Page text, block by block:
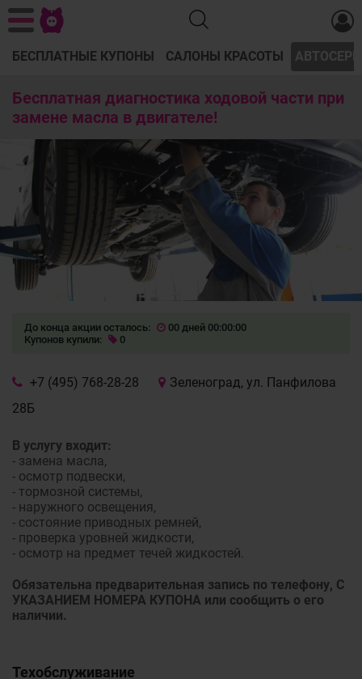
БЕСПЛАТНЫЕ КУПОНЫ САЛОНЫ КРАСОТЫ
Бесплатная диагностика ходовой части при
замене масла в двигателе!
До конца акции осталось:
00 дней 00:00:00
Купонов купили:
0
+7 (495) 768-28-28
Зеленоград, ул. Панфилова
28Б
В услугу входит:
- замена масла,
- осмотр подвески,
- тормозной системы,
- наружного освещения,
- состояние приводных ремней,
- проверка уровней жидкости,
- осмотр на предмет течей жидкостей.
Обязательна предварительная запись по телефону, С
УКАЗАНИЕМ НОМЕРА КУПОНА или сообщить о его
наличии.
Техобслуживание